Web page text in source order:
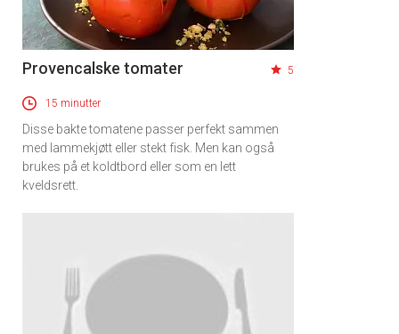
Provencalske tomater 5
15 minutter
Disse bakte tomatene passer perfekt sammen
med lammekjøtt eller stekt fisk. Men kan også
brukes på et koldtbord eller som en lett
kveldsrett.